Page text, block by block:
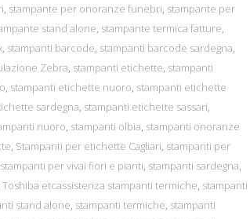
stampante per onoranze funebri stampante per
stand alone stampante termica fatture
stampanti barcode stampanti barcode sardegna
Zebra stampanti etichette stampanti
stampanti etichette nuoro stampanti etichette
sardegna stampanti etichette sassari
nuoro stampanti olbia stampanti onoranze
Stampanti per etichette Cagliari stampanti per
stampanti per vivai fiori e pianti stampanti sardegna
etcassistenza stampanti termiche stampanti
stand alone stampanti termiche stampanti